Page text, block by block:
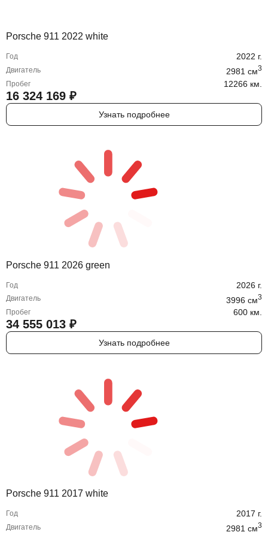
Porsche 911 2022 white
Год 2022 г.
Двигатель 2981 cм3
Пробег 12266 км.
16 324 169 ₽
Узнать подробнее
Porsche 911 2026 green
Год 2026 г.
Двигатель 3996 cм3
Пробег 600 км.
34 555 013 ₽
Узнать подробнее
Porsche 911 2017 white
Год 2017 г.
Двигатель 2981 cм3